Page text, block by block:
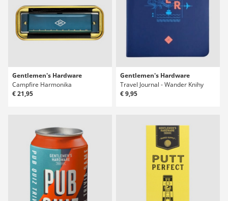
Gentlemen's Hardware
Campfire Harmonika
€ 21,95
Gentlemen's Hardware
Travel Journal - Wander Knihy
€ 9,95